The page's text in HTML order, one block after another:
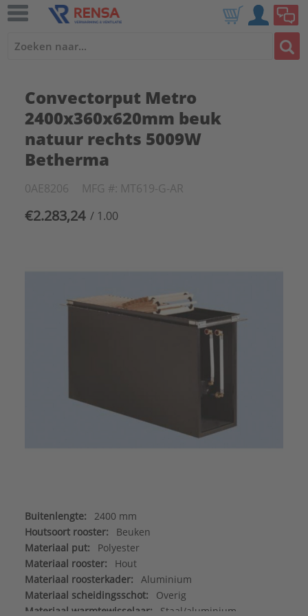
Convectorput Metro
2400x360x620mm beuk
natuur rechts 5009W
Betherma
0AE8206 MFG #: MT619-G-AR
€2.283,24 / 1.00
Buitenlengte:
2400 mm
Houtsoort rooster:
Beuken
Materiaal put:
Polyester
Materiaal rooster:
Hout
Materiaal roosterkader:
Aluminium
Materiaal scheidingsschot:
Overig
Materiaal warmtewisselaar:
Staal/aluminium